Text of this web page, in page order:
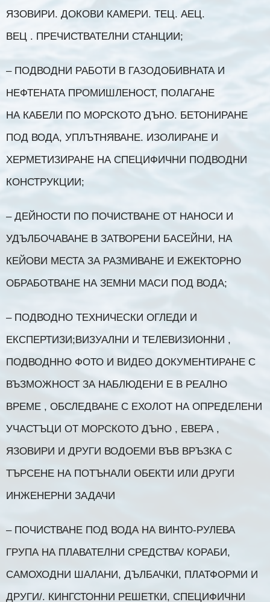
ЯЗОВИРИ. ДОКОВИ КАМЕРИ. ТЕЦ. АЕЦ.
ВЕЦ . ПРЕЧИСТВАТЕЛНИ СТАНЦИИ;
– ПОДВОДНИ РАБОТИ В ГАЗОДОБИВНАТА И
НЕФТЕНАТА ПРОМИШЛЕНОСТ, ПОЛАГАНЕ
НА КАБЕЛИ ПО МОРСКОТО ДЪНО. БЕТОНИРАНЕ
ПОД ВОДА, УПЛЪТНЯВАНЕ. ИЗОЛИРАНЕ И
ХЕРМЕТИЗИРАНЕ НА СПЕЦИФИЧНИ ПОДВОДНИ
КОНСТРУКЦИИ;
– ДЕЙНОСТИ ПО ПОЧИСТВАНЕ ОТ НАНОСИ И
УДЪЛБОЧАВАНЕ В ЗАТВОРЕНИ БАСЕЙНИ, НА
КЕЙОВИ МЕСТА ЗА РАЗМИВАНЕ И ЕЖЕКТОРНО
ОБРАБОТВАНЕ НА ЗЕМНИ МАСИ ПОД ВОДА;
– ПОДВОДНО ТЕХНИЧЕСКИ ОГЛЕДИ И
ЕКСПЕРТИЗИ;ВИЗУАЛНИ И ТЕЛЕВИЗИОННИ ,
ПОДВОДННО ФОТО И ВИДЕО ДОКУМЕНТИРАНЕ С
ВЪЗМОЖНОСТ ЗА НАБЛЮДЕНИ Е В РЕАЛНО
ВРЕМЕ , ОБСЛЕДВАНЕ С ЕХОЛОТ НА ОПРЕДЕЛЕНИ
УЧАСТЪЦИ ОТ МОРСКОТО ДЪНО , ЕВЕРА ,
ЯЗОВИРИ И ДРУГИ ВОДОЕМИ ВЪВ ВРЪЗКА С
ТЪРСЕНЕ НА ПОТЪНАЛИ ОБЕКТИ ИЛИ ДРУГИ
ИНЖЕНЕРНИ ЗАДАЧИ
– ПОЧИСТВАНЕ ПОД ВОДА НА ВИНТО-РУЛЕВА
ГРУПА НА ПЛАВАТЕЛНИ СРЕДСТВА/ КОРАБИ,
САМОХОДНИ ШАЛАНИ, ДЪЛБАЧКИ, ПЛАТФОРМИ И
ДРУГИ/. КИНГСТОННИ РЕШЕТКИ, СПЕЦИФИЧНИ